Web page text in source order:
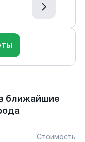
ближайшие
Стоимость